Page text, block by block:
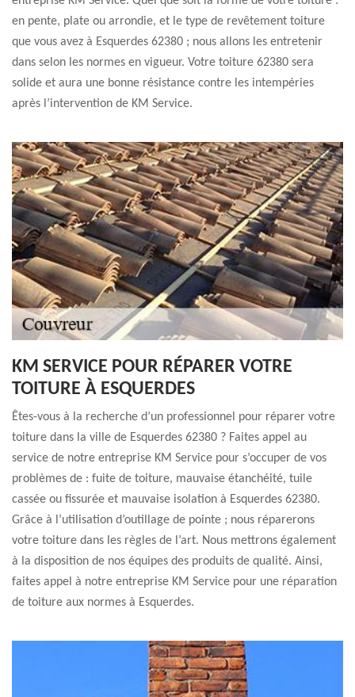
en pente, plate ou arrondie, et le type de revêtement toiture
que vous avez à Esquerdes 62380 ; nous allons les entretenir
dans selon les normes en vigueur. Votre toiture 62380 sera
solide et aura une bonne résistance contre les intempéries
après l’intervention de KM Service.
KM SERVICE POUR RÉPARER VOTRE
TOITURE À ESQUERDES
Êtes-vous à la recherche d’un professionnel pour réparer votre
toiture dans la ville de Esquerdes 62380 ? Faites appel au
service de notre entreprise KM Service pour s’occuper de vos
problèmes de : fuite de toiture, mauvaise étanchéité, tuile
cassée ou fissurée et mauvaise isolation à Esquerdes 62380.
Grâce à l’utilisation d’outillage de pointe ; nous réparerons
votre toiture dans les règles de l’art. Nous mettrons également
à la disposition de nos équipes des produits de qualité. Ainsi,
faites appel à notre entreprise KM Service pour une réparation
de toiture aux normes à Esquerdes.